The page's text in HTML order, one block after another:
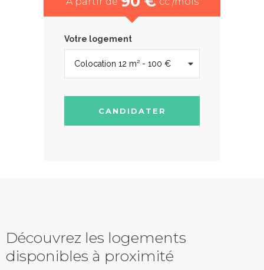
Votre logement
CANDIDATER
Découvrez les logements
disponibles à proximité